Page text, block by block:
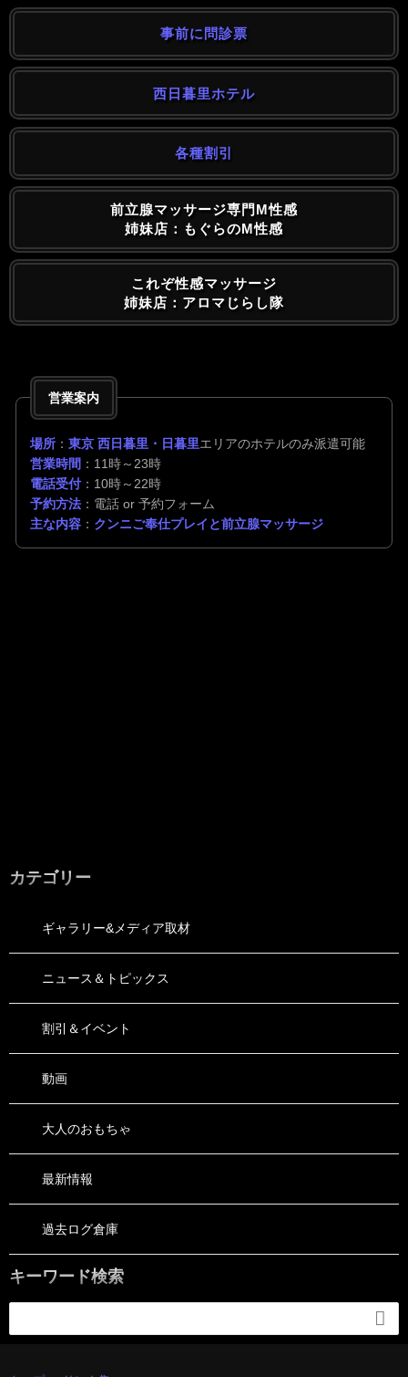
事前に問診票
西日暮里ホテル
各種割引
前立腺マッサージ専門M性感
姉妹店：もぐらのM性感
これぞ性感マッサージ
姉妹店：アロマじらし隊
営業案内
場所 ： 東京 西日暮里・日暮里エリアのホテルのみ派遣可能
営業時間 ：11時～23時
電話受付：10時～22時
予約方法 ：電話 or 予約フォーム
主な内容 ： クンニご奉仕プレイと前立腺マッサージ
カテゴリー
ギャラリー&メディア取材
ニュース＆トピックス
割引＆イベント
動画
大人のおもちゃ
最新情報
過去ログ倉庫
キーワード検索
